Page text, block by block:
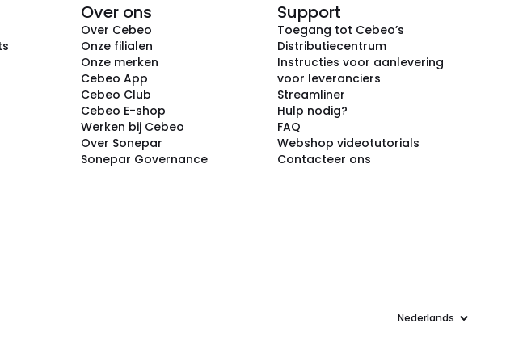
Over ons
Over Cebeo
Onze filialen
Onze merken
Cebeo App
Cebeo Club
Cebeo E-shop
Werken bij Cebeo
Over Sonepar
Sonepar Governance
Support
Toegang tot Cebeo’s
Distributiecentrum
Instructies voor aanlevering
voor leveranciers
Streamliner
Hulp nodig?
FAQ
Webshop videotutorials
Contacteer ons
Taal